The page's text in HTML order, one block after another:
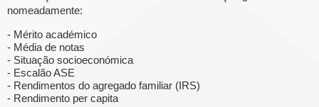
nomeadamente:
- Mérito académico
- Média de notas
- Situação socioeconómica
- Escalão ASE
- Rendimentos do agregado familiar (IRS)
- Rendimento per capita